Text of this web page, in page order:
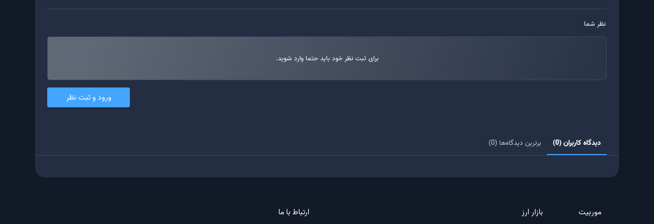
نظر شما
برای ثبت نظر خود باید حتما وارد شوید.
ورود و ثبت نظر
دیدگاه کاربران (0) برترین دیدگاه‌ها (0)
موربیت بازار ارز ارتباط با ما